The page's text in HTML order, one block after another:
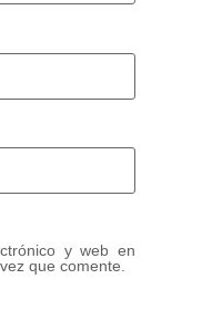
y web en
que comente.